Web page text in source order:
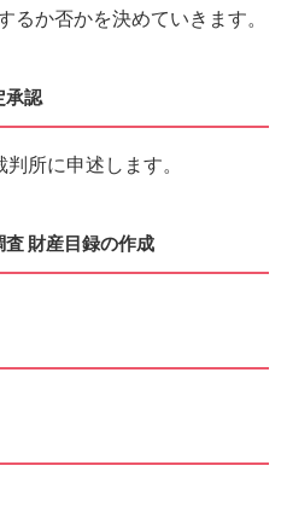
か否かを決めていきます。
承認
所に申述します。
財産目録の作成